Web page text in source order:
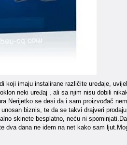
koji imaju instalirane različite uređaje,
neki uređaj , ali sa njim nisu dobili
se desi da i sam proizvođač
biznis, te da se takvi drajveri
skinete besplatno, neću ni
dva dana ne idem na net kako sam